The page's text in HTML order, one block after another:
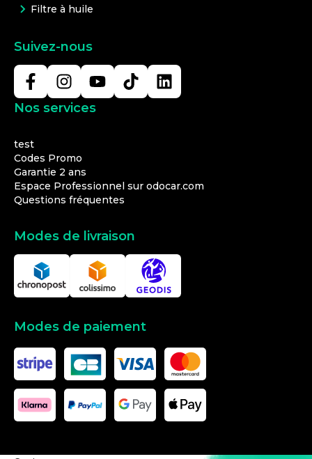
Filtre à huile
Suivez-nous
Nos services
test
Codes Promo
Garantie 2 ans
Espace Professionnel sur odocar.com
Questions fréquentes
Modes de livraison
Modes de paiement